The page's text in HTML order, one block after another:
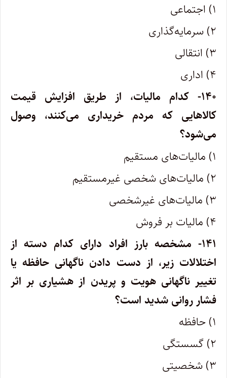
۱) اجتماعی
۲) سرمایه‌گذاری
۳) انتقالی
۴) اداری
۱۴۰- کدام مالیات، از طریق افزایش قیمت
کالاهایی که مردم خریداری می‌کنند، وصول
می‌شود؟
۱) مالیات‌های مستقیم
۲) مالیات‌های شخصی غیرمستقیم
۳) مالیات‌های غیرشخصی
۴) مالیات بر فروش
۱۴۱- مشخصه بارز افراد دارای کدام دسته از
اختلالات زیر، از دست دادن ناگهانی حافظه یا
تغییر ناگهانی هویت و پریدن از هشیاری بر اثر
فشار روانی شدید است؟
۱) حافظه
۲) گسستگی
۳) شخصیتی